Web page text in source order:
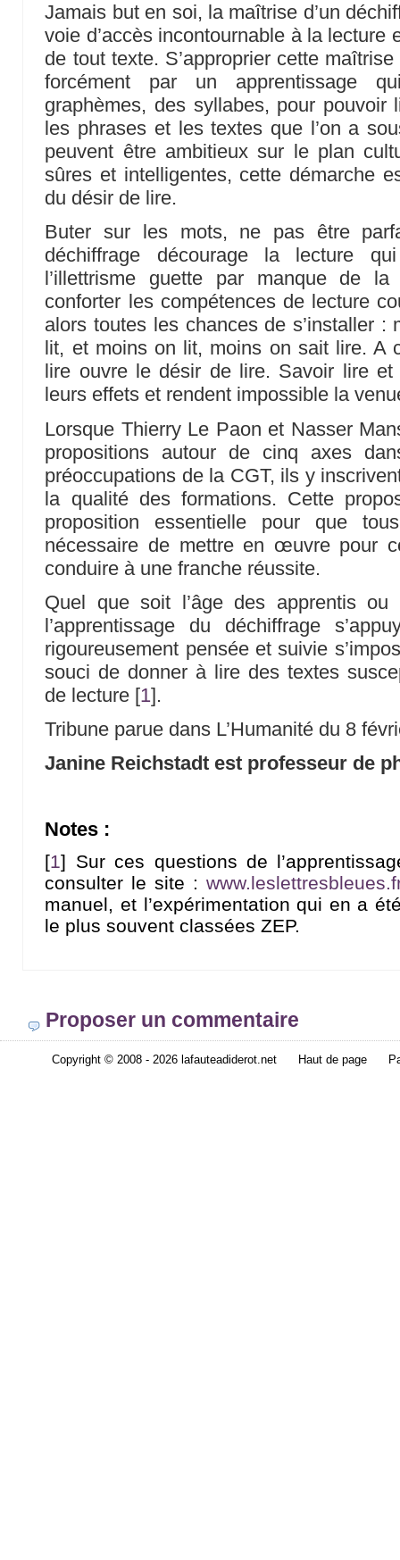
Jamais but en soi, la maîtrise d’un
voie d’accès incontournable à la lecture
de tout texte. S’approprier cette
forcément par un apprentissage
graphèmes, des syllabes, pour pouvoir
les phrases et les textes que l’on a
peuvent être ambitieux sur le plan
sûres et intelligentes, cette démarche
du désir de lire.
Buter sur les mots, ne pas être
déchiffrage décourage la lecture
l’illettrisme guette par manque de
conforter les compétences de lecture
alors toutes les chances de s’installer
lit, et moins on lit, moins on sait lire. A
lire ouvre le désir de lire. Savoir lire et
leurs effets et rendent impossible la
Lorsque Thierry Le Paon et Nasser
propositions autour de cinq axes
préoccupations de la CGT, ils y
la qualité des formations. Cette
proposition essentielle pour que
nécessaire de mettre en œuvre pour
conduire à une franche réussite.
Quel que soit l’âge des apprentis ou
l’apprentissage du déchiffrage
rigoureusement pensée et suivie
souci de donner à lire des textes
de lecture [1].
Tribune parue dans L’Humanité du 8
Janine Reichstadt est professeur de
Notes :
[1] Sur ces questions de
consulter le site :
manuel, et l’expérimentation qui en a
le plus souvent classées ZEP.
Proposer un commentaire
Copyright © 2008 - 2026 lafauteadiderot.net Haut de page